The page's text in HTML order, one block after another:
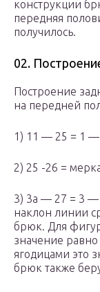
конструкции
передняя
получилось.
02.
Построение
на передней
1) 11 — 25 = 1 —
2) 25 -26 =
3) 3а — 27 = 3 —
наклон линии
брюк. Для
значение
ягодицами это
брюк также